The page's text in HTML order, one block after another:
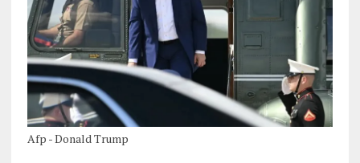
Afp - Donald Trump